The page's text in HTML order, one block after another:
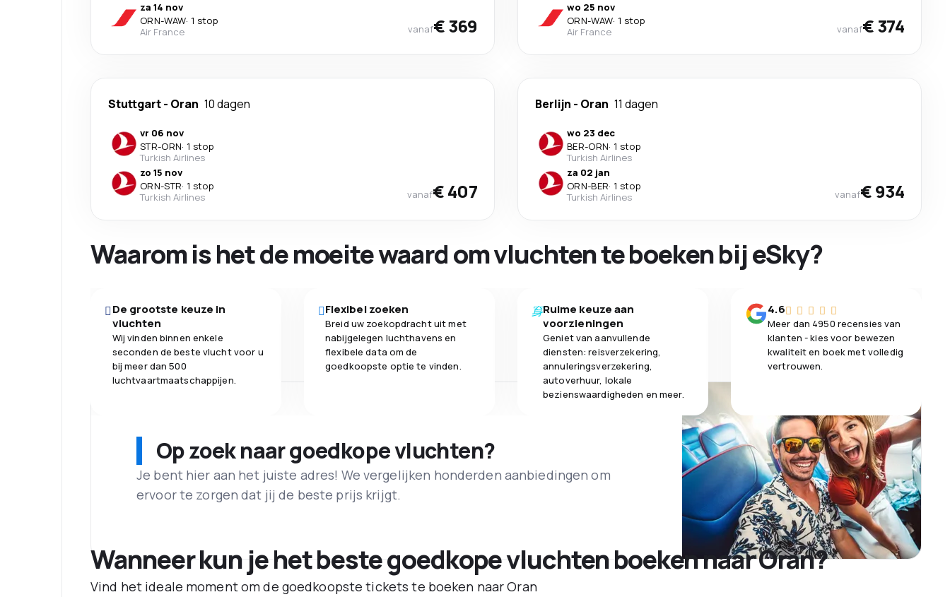
za 14 nov
ORN-WAW· 1 stop
Air France
vanaf€ 369
wo 25 nov
ORN-WAW· 1 stop
Air France
vanaf€ 374
Stuttgart- Oran 10 dagen
vr 06 nov
STR-ORN· 1 stop
Turkish Airlines
zo 15 nov
ORN-STR· 1 stop
Turkish Airlines
vanaf€ 407
Berlijn - Oran 11 dagen
wo 23 dec
BER-ORN· 1 stop
Turkish Airlines
za 02 jan
ORN-BER· 1 stop
Turkish Airlines
vanaf€ 934
Waarom is het de moeite waard om vluchten te boeken bij eSky?
De grootste keuze in
vluchten
Wij vinden binnen enkele
seconden de beste vlucht voor u
bij meer dan 500
luchtvaartmaatschappijen.
Flexibel zoeken
Breid uw zoekopdracht uit met
nabijgelegen luchthavens en
flexibele data om de
goedkoopste optie te vinden.
Ruime keuze aan
voorzieningen
Geniet van aanvullende
diensten: reisverzekering,
annuleringsverzekering,
autoverhuur, lokale
bezienswaardigheden en meer.
4.6
Meer dan 4950 recensies van
klanten - kies voor bewezen
kwaliteit en boek met volledig
vertrouwen.
Op zoek naar goedkope vluchten?
Je bent hier aan het juiste adres! We vergelijken honderden aanbiedingen om
ervoor te zorgen dat jij de beste prijs krijgt.
Wanneer kun je het beste goedkope vluchten boeken naar Oran?
Vind het ideale moment om de goedkoopste tickets te boeken naar Oran